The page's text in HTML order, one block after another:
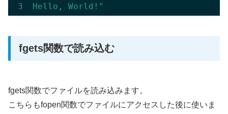
Hello, World!"
fgets関数で読み込む
fgets関数でファイルを読み込みます。
こちらもfopen関数でファイルにアクセスした後に使いま